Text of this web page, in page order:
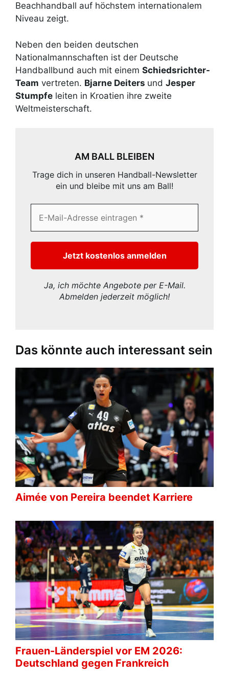
Beachhandball auf höchstem internationalem
Niveau zeigt.
Neben den beiden deutschen
Nationalmannschaften ist der Deutsche
Handballbund auch mit einem Schiedsrichter-
Team vertreten. Bjarne Deiters und Jesper
Stumpfe leiten in Kroatien ihre zweite
Weltmeisterschaft.
AM BALL BLEIBEN
Trage dich in unseren Handball-Newsletter
ein und bleibe mit uns am Ball!
Ja, ich möchte Angebote per E-Mail.
Abmelden jederzeit möglich!
Das könnte auch interessant sein
Aimée von Pereira beendet Karriere
Frauen-Länderspiel vor EM 2026:
Deutschland gegen Frankreich